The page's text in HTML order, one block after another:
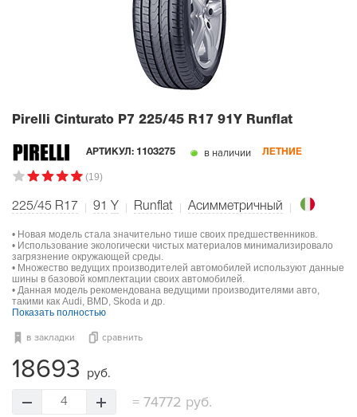
Pirelli Cinturato P7 225/45 R17 91Y Runflat
АРТИКУЛ: 1103275 в наличии ЛЕТНИЕ
(19)
225/45 R17 91 Y Runflat Асимметричный
• Новая модель стала значительно тише своих предшественников.
• Использование экологически чистых материалов минимализировало
загрязнение окружающей среды.
• Множество ведущих производителей автомобилей используют данные
шины в базовой комплектации своих автомобилей.
• Данная модель рекомендована ведущими производителями авто,
такими как Audi, BMD, Skoda и др.
Показать полностью
в закладки сравнить
18693 руб.
4 =74772 руб.